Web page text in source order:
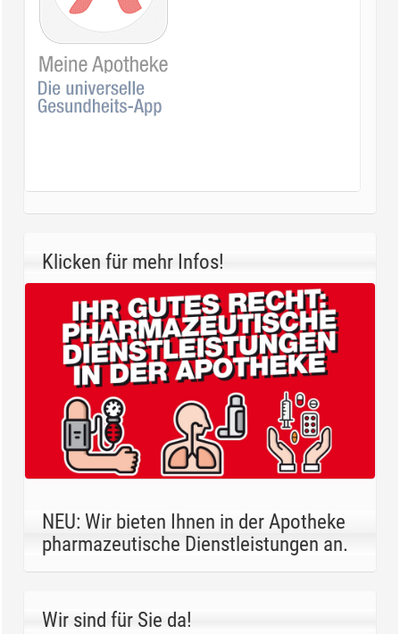
Klicken für mehr Infos!
NEU: Wir bieten Ihnen in der Apotheke
pharmazeutische Dienstleistungen an.
Wir sind für Sie da!